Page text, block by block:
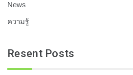
News
ความรู้
Resent Posts